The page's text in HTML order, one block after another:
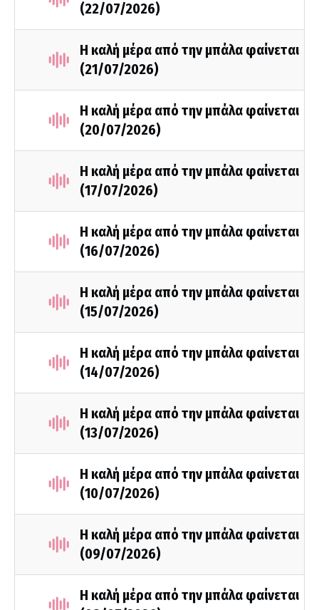
(22/07/2026)
Η καλή μέρα από την μπάλα φαίνεται
(21/07/2026)
Η καλή μέρα από την μπάλα φαίνεται
(20/07/2026)
Η καλή μέρα από την μπάλα φαίνεται
(17/07/2026)
Η καλή μέρα από την μπάλα φαίνεται
(16/07/2026)
Η καλή μέρα από την μπάλα φαίνεται
(15/07/2026)
Η καλή μέρα από την μπάλα φαίνεται
(14/07/2026)
Η καλή μέρα από την μπάλα φαίνεται
(13/07/2026)
Η καλή μέρα από την μπάλα φαίνεται
(10/07/2026)
Η καλή μέρα από την μπάλα φαίνεται
(09/07/2026)
Η καλή μέρα από την μπάλα φαίνεται